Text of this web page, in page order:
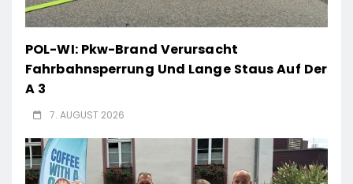
POL-WI: Pkw-Brand Verursacht
Fahrbahnsperrung Und Lange Staus Auf Der
A 3
7. AUGUST 2026